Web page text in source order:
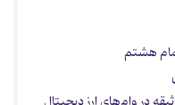
امام هشتم